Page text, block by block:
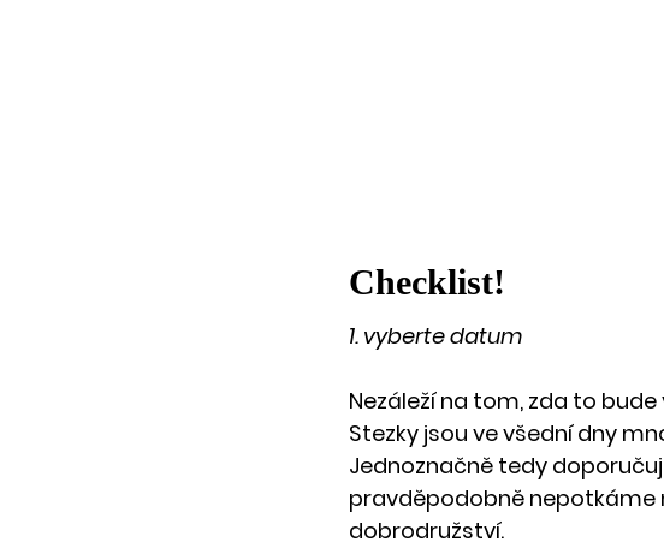
Checklist!
1. vyberte datum
Nezáleží na tom, zda to
Stezky jsou ve všední dny
Jednoznačně tedy
pravděpodobně nepotkáme
dobrodružství.